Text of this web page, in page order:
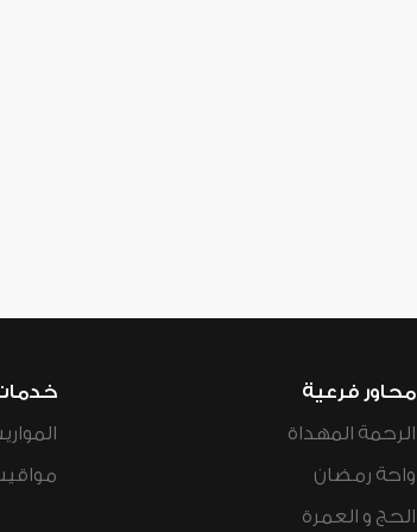
محاور فرعية
الرحمة المهداة
واحة رمضان
الحج و العمرة